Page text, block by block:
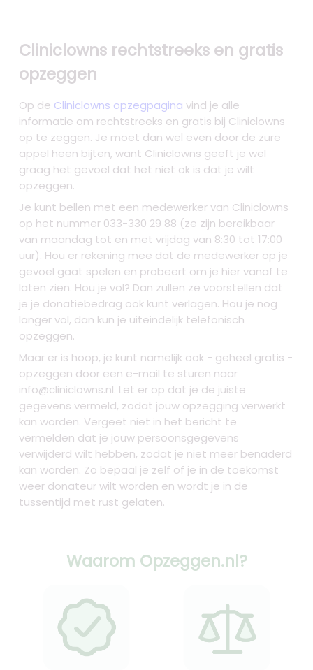
Cliniclowns rechtstreeks en gratis
opzeggen
Op de Cliniclowns opzegpagina vind je alle
informatie om rechtstreeks en gratis bij Cliniclowns
op te zeggen. Je moet dan wel even door de zure
appel heen bijten, want Cliniclowns geeft je wel
graag het gevoel dat het niet ok is dat je wilt
opzeggen.
Je kunt bellen met een medewerker van Cliniclowns
op het nummer 033-330 29 88 (ze zijn bereikbaar
van maandag tot en met vrijdag van 8:30 tot 17:00
uur). Hou er rekening mee dat de medewerker op je
gevoel gaat spelen en probeert om je hier vanaf te
laten zien. Hou je vol? Dan zullen ze voorstellen dat
je je donatiebedrag ook kunt verlagen. Hou je nog
langer vol, dan kun je uiteindelijk telefonisch
opzeggen.
Maar er is hoop, je kunt namelijk ook - geheel gratis -
opzeggen door een e-mail te sturen naar
info@cliniclowns.nl. Let er op dat je de juiste
gegevens vermeld, zodat jouw opzegging verwerkt
kan worden. Vergeet niet in het bericht te
vermelden dat je jouw persoonsgegevens
verwijderd wilt hebben, zodat je niet meer benaderd
kan worden. Zo bepaal je zelf of je in de toekomst
weer donateur wilt worden en wordt je in de
tussentijd met rust gelaten.
Waarom Opzeggen.nl?